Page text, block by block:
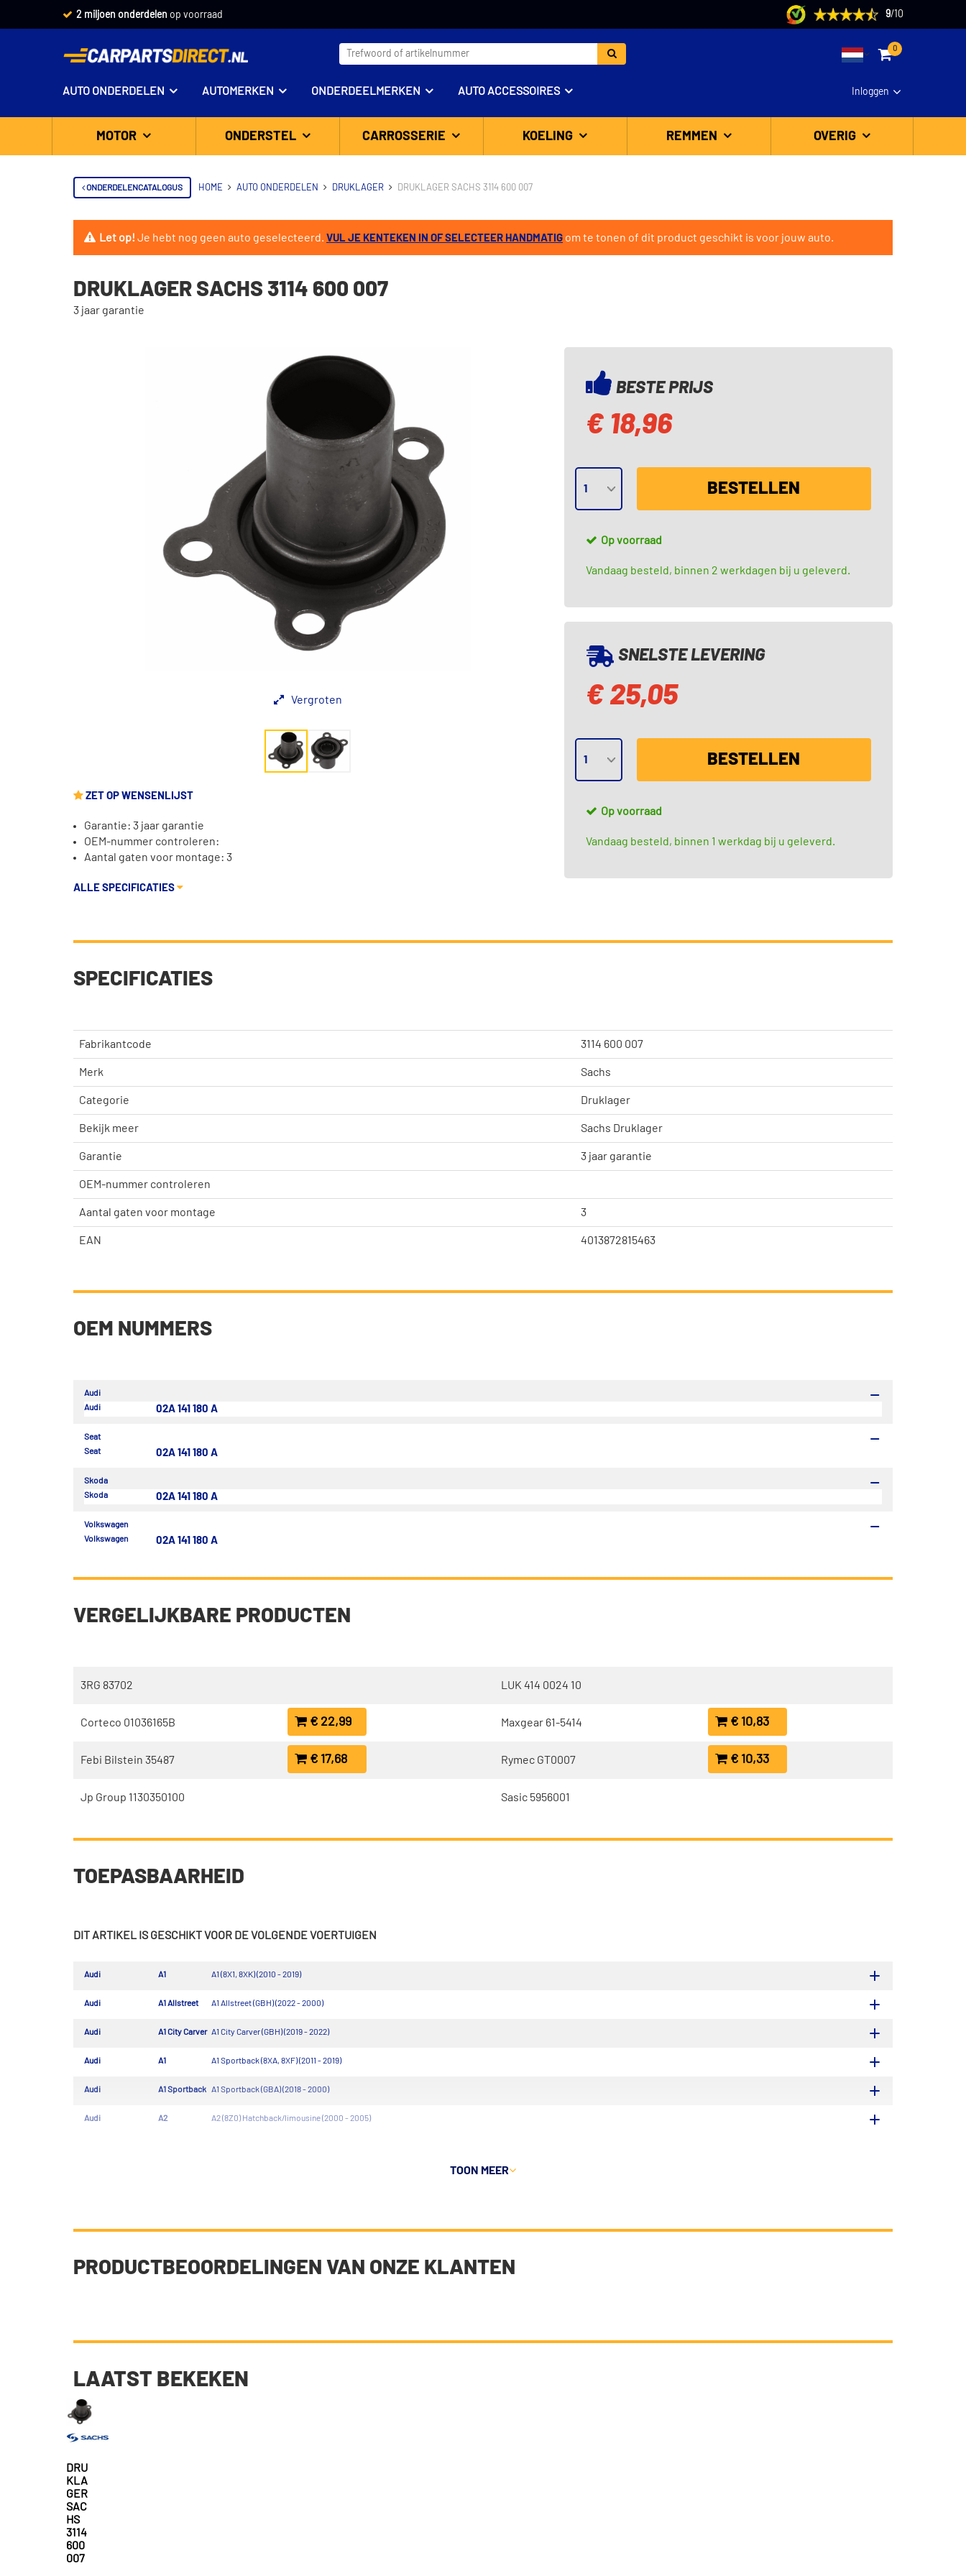
2 miljoen onderdelen op voorraad 9/ 10
0
Inloggen
AUTO ONDERDELEN AUTOMERKEN ONDERDEELMERKEN AUTO ACCESSOIRES
MOTOR ONDERSTEL CARROSSERIE KOELING REMMEN OVERIG
ONDERDELENCATALOGUS HOME AUTO ONDERDELEN DRUKLAGER DRUKLAGER SACHS 3114 600 007
Let op!Je hebt nog geen auto geselecteerd. VUL JE KENTEKEN IN OF SELECTEER HANDMATIG om te tonen of dit product geschikt is voor jouw auto.
DRUKLAGER SACHS 3114 600 007
3 jaar garantie
Vergroten
ZET OP WENSENLIJST
Garantie: 3 jaar garantie
OEM-nummer controleren:
Aantal gaten voor montage: 3
ALLE SPECIFICATIES
BESTE PRIJS
€ 18,96
BESTELLEN
Op voorraad
Vandaag besteld, binnen 2 werkdagen bij u geleverd.
SNELSTE LEVERING
€ 25,05
BESTELLEN
Op voorraad
Vandaag besteld, binnen 1 werkdag bij u geleverd.
SPECIFICATIES
Fabrikantcode 3114 600 007
Merk Sachs
Categorie Druklager
Bekijk meer Sachs Druklager
Garantie 3 jaar garantie
OEM-nummer controleren
Aantal gaten voor montage 3
EAN 4013872815463
OEM NUMMERS
Audi
Audi
02A 141 180 A
Seat
Seat
02A 141 180 A
Skoda
Skoda
02A 141 180 A
Volkswagen
Volkswagen
02A 141 180 A
VERGELIJKBARE PRODUCTEN
3RG 83702
Corteco 01036165B € 22,99
Febi Bilstein 35487 € 17,68
Jp Group 1130350100
LUK 414 0024 10
Maxgear 61-5414 € 10,83
Rymec GT0007 € 10,33
Sasic 5956001
TOEPASBAARHEID
DIT ARTIKEL IS GESCHIKT VOOR DE VOLGENDE VOERTUIGEN
Audi A1 A1 (8X1, 8XK) (2010 - 2019)
Audi A1 Allstreet A1 Allstreet (GBH) (2022 - 2000)
Audi A1 City Carver A1 City Carver (GBH) (2019 - 2022)
Audi A1 A1 Sportback (8XA, 8XF) (2011 - 2019)
Audi A1 Sportback A1 Sportback (GBA) (2018 - 2000)
Audi A2 A2 (8Z0) Hatchback/limousine (2000 - 2005)
TOON MEER
PRODUCTBEOORDELINGEN VAN ONZE KLANTEN
LAATST BEKEKEN
DRU
KLA
GER
SAC
HS
3114
600
007